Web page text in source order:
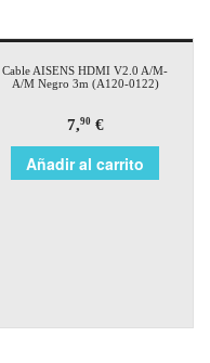
Cable AISENS HDMI V2.0 A/M-
A/M Negro 3m (A120-0122)
7,90€
Añadir al carrito